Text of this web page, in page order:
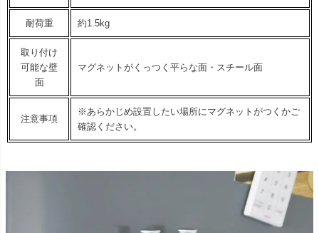
耐荷重 約1.5kg
取り付け
可能な壁
面
マグネットがくっつく平らな面・スチール面
注意事項
※あらかじめ設置したい場所にマグネットがつくかご
確認ください。